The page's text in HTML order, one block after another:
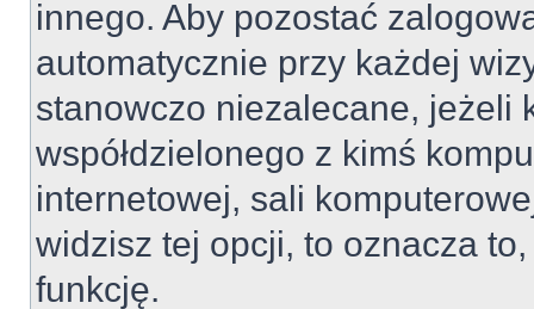
innego. Aby pozostać
automatycznie przy każdej
stanowczo niezalecane, jeżeli
współdzielonego z kimś
internetowej, sali
widzisz tej opcji, to oznacza
funkcję.